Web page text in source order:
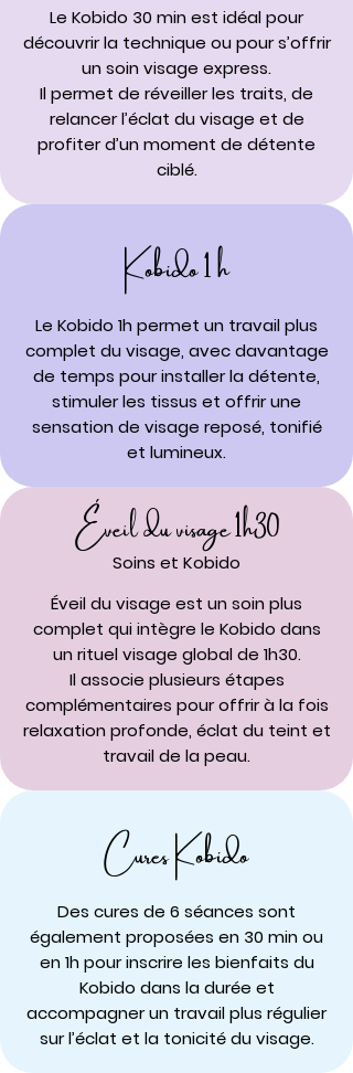
Le Kobido 30 min est idéal pour
découvrir la technique ou pour s’offrir
un soin visage express.
Il permet de réveiller les traits, de
relancer l’éclat du visage et de
profiter d’un moment de détente
ciblé.
Kobido 1 h
Le Kobido 1h permet un travail plus
complet du visage, avec davantage
de temps pour installer la détente,
stimuler les tissus et offrir une
sensation de visage reposé, tonifié
et lumineux.
Éveil du visage 1h30
Soins et Kobido
Éveil du visage est un soin plus
complet qui intègre le Kobido dans
un rituel visage global de 1h30.
Il associe plusieurs étapes
complémentaires pour offrir à la fois
relaxation profonde, éclat du teint et
travail de la peau.
Cures Kobido
Des cures de 6 séances sont
également proposées en 30 min ou
en 1h pour inscrire les bienfaits du
Kobido dans la durée et
accompagner un travail plus régulier
sur l’éclat et la tonicité du visage.